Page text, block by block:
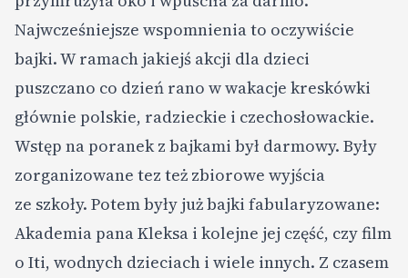
Najwcześniejsze wspomnienia to oczywiście
bajki. W ramach jakiejś akcji dla dzieci
puszczano co dzień rano w wakacje kreskówki
głównie polskie, radzieckie i czechosłowackie.
Wstęp na poranek z bajkami był darmowy. Były
zorganizowane tez też zbiorowe wyjścia
ze szkoły. Potem były już bajki fabularyzowane:
Akademia pana Kleksa i kolejne jej część, czy film
o Iti, wodnych dzieciach i wiele innych. Z czasem